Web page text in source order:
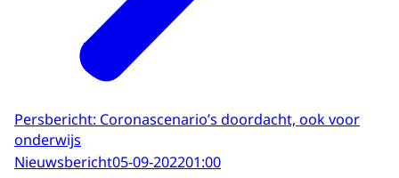
Persbericht: Coronascenario’s doordacht, ook voor
onderwijs
Nieuwsbericht05-09-202201:00